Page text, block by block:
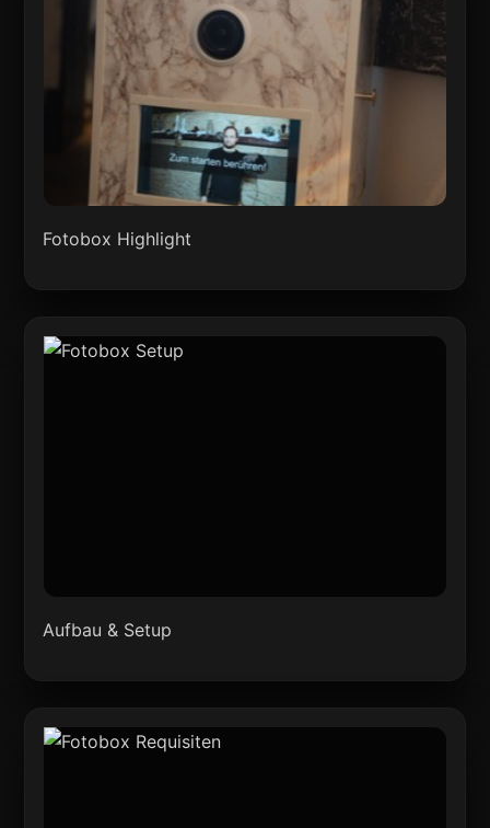
Fotobox Highlight
Aufbau & Setup